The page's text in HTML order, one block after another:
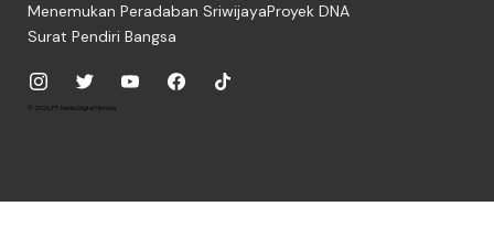
Menemukan Peradaban SriwijayaProyek DNA
Surat Pendiri Bangsa
© 2026, PT. Media Digital Historia.